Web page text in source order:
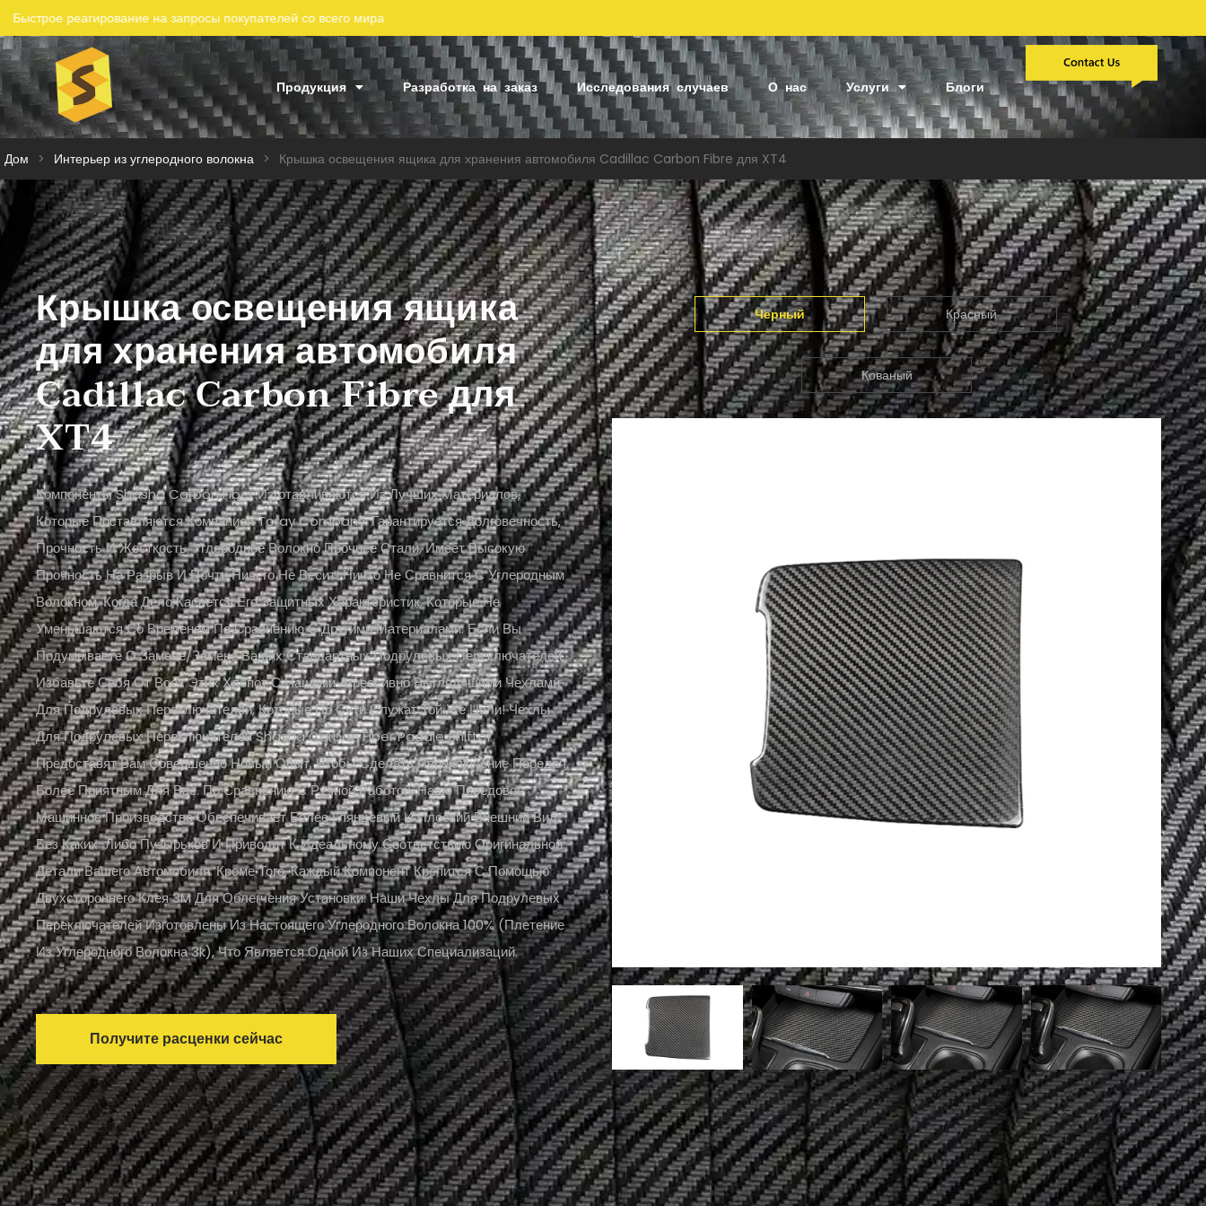
мира
Продукция Разработка на заказ Исследования случаев О нас Услуги Блоги
Дом > Интерьер из углеродного волокна > Крышка освещения ящика для хранения автомобиля Cadillac Carbon Fibre для XT4
Крышка освещения ящика
для хранения автомобиля
Cadillac Carbon Fibre для
XT4
Компоненты Shasha Carbon Fiber Изготавливаются Из Лучших Материалов,
Которые Поставляются Компанией Toray Company. Гарантируется Долговечность,
Прочность И Жесткость. Углеродное Волокно Прочнее Стали, Имеет Высокую
Прочность На Разрыв И Почти Ничего Не Весит! Ничто Не Сравнится С Углеродным
Волокном, Когда Дело Касается Его Защитных Характеристик, Которые Не
Уменьшаются Со Временем По Сравнению С Другими Материалами. Если Вы
Подумываете О Замене/замене Ваших Стандартных Подрулевых Переключателей,
Избавьте Себя От Всех Этих Хлопот С Нашими Агрессивно Выглядящими Чехлами
Для Подрулевых Переключателей, Которые По Сути Служат Той Же Цели! Чехлы
Для Подрулевых Переключателей Shasha Carbon Fiber Paddle Shifter
Предоставят Вам Совершенно Новый Опыт, Чтобы Сделать Переключение Передач
Более Приятным Для Вас. По Сравнению С Ручной Работой, Наше Передовое
Машинное Производство Обеспечивает Более Глянцевый И Плоский Внешний Вид
Без Каких-Либо Пузырьков И Приводит К Идеальному Соответствию Оригинальной
Детали Вашего Автомобиля. Кроме Того, Каждый Компонент Крепится С Помощью
Двухстороннего Клея 3M Для Облегчения Установки. Наши Чехлы Для Подрулевых
Переключателей Изготовлены Из Настоящего Углеродного Волокна 100% (плетение
Из Углеродного Волокна 3k), Что Является Одной Из Наших Специализаций.
Получите расценки сейчас
Черный Красный
Кованый